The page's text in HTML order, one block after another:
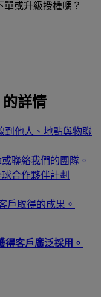
或升級授權嗎？
的詳情
到他人、地點與物聯
聯絡我們的團隊。
合作夥伴計劃
戶取得的成果。
得客戶廣泛採用。